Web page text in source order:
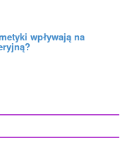
wpływają na